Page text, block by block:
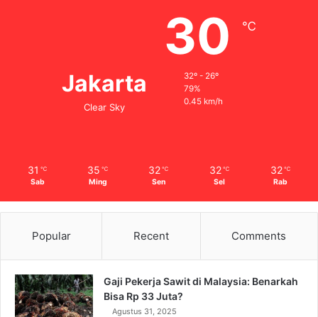
Jakarta
Clear Sky
30 ℃
32º - 26º
79%
0.45 km/h
31 ℃
Sab
35 ℃
Ming
32 ℃
Sen
32 ℃
Sel
32 ℃
Rab
Popular Recent Comments
Gaji Pekerja Sawit di Malaysia: Benarkah
Bisa Rp 33 Juta?
Agustus 31, 2025